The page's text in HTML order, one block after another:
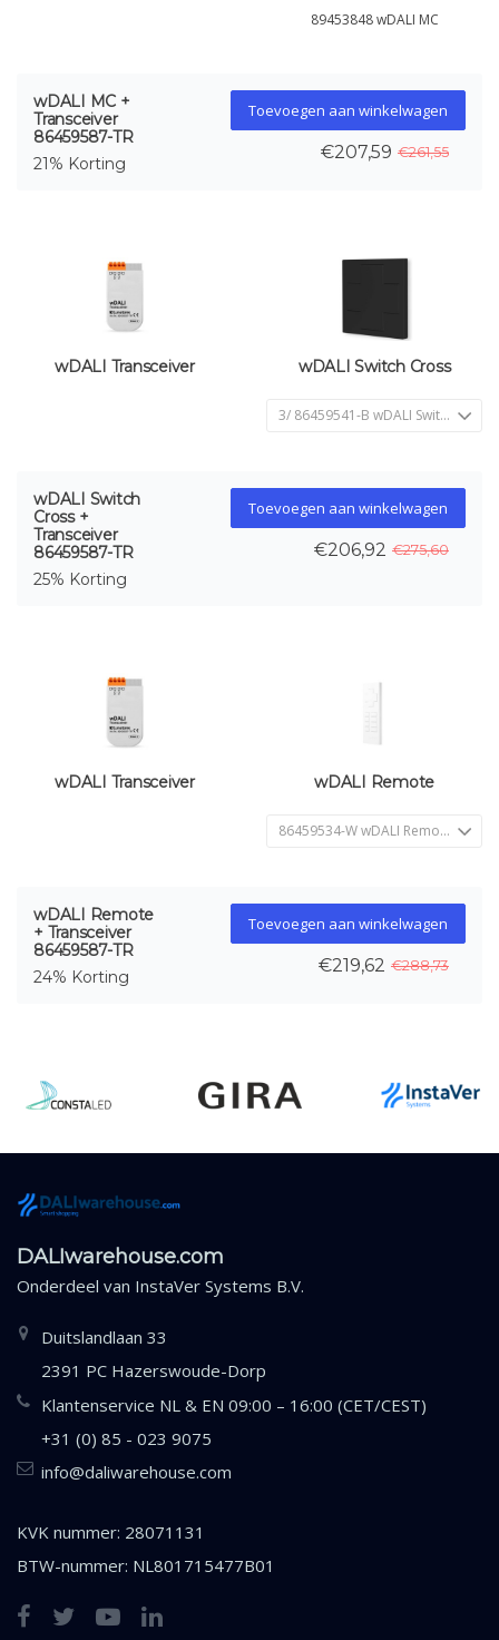
89453848 wDALI MC
wDALI MC +
Transceiver
86459587-TR
21% Korting
Toevoegen aan winkelwagen
€261,55
€207,59
wDALI Transceiver wDALI Switch Cross
wDALI Switch
Cross +
Transceiver
86459587-TR
25% Korting
Toevoegen aan winkelwagen
€275,60
€206,92
wDALI Transceiver wDALI Remote
wDALI Remote
+ Transceiver
86459587-TR
24% Korting
Toevoegen aan winkelwagen
€288,73
€219,62
DALIwarehouse.com
Onderdeel van InstaVer Systems B.V.
Duitslandlaan 33
2391 PC Hazerswoude-Dorp
Klantenservice NL & EN 09:00 – 16:00 (CET/CEST)
+31 (0) 85 - 023 9075
info@daliwarehouse.com
KVK nummer: 28071131
BTW-nummer: NL801715477B01